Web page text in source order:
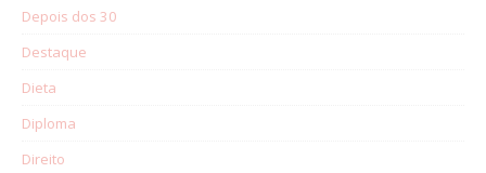
Depois dos 30
Destaque
Dieta
Diploma
Direito